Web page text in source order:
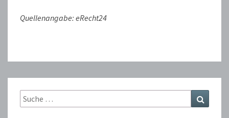
Quellenangabe: eRecht24
Suche
nach: